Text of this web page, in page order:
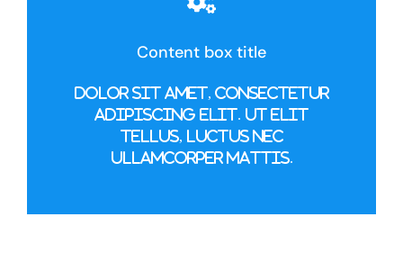
Content box title
Dolor sit amet, consectetur
adipiscing elit. Ut elit
tellus, luctus nec
ullamcorper mattis.